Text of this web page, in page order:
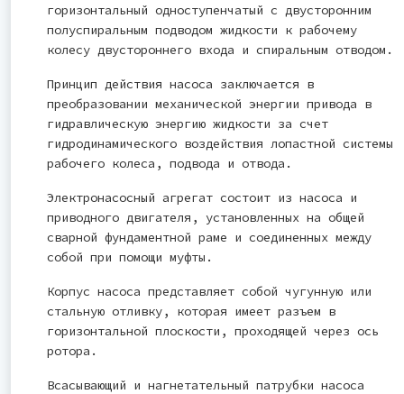
горизонтальный одноступенчатый с двусторонним
полуспиральным подводом жидкости к рабочему
колесу двустороннего входа и спиральным отводом.
Принцип действия насоса заключается в
преобразовании механической энергии привода в
гидравлическую энергию жидкости за счет
гидродинамического воздействия лопастной системы
рабочего колеса, подвода и отвода.
Электронасосный агрегат состоит из насоса и
приводного двигателя, установленных на общей
сварной фундаментной раме и соединенных между
собой при помощи муфты.
Корпус насоса представляет собой чугунную или
стальную отливку, которая имеет разъем в
горизонтальной плоскости, проходящей через ось
ротора.
Всасывающий и нагнетательный патрубки насоса